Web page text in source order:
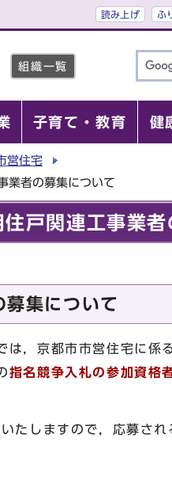
読み上げ ふ
組織一覧
子育て・教育 健
営住宅
業者の募集について
戸関連工事業者
集について
，京都市市営住宅に係
指名競争入札の参加資格
しますので，応募され